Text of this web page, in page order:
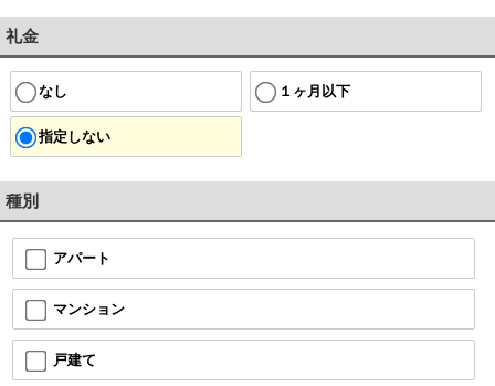
礼金
なし １ヶ月以下
指定しない
種別
アパート
マンション
戸建て